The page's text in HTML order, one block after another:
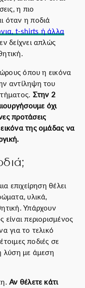
η πιο
όταν η ποδιά
t-shirts ή άλλα
δείχνει απλώς
όπου η εικόνα
αντίληψη του
Στην 2
όχι
προτάσεις
της ομάδας να
επιχείρηση θέλει
υλικά,
Υπάρχουν
περιορισμένος
για το τελικό
ποδιές σε
λύση με άμεση
Αν θέλετε κάτι